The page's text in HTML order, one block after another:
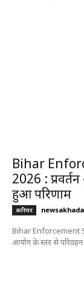
Bihar
2026 :
हुआ परिणाम
करियर newsakhada
Bihar Enforcement
आयोग के स्तर से परिवहन